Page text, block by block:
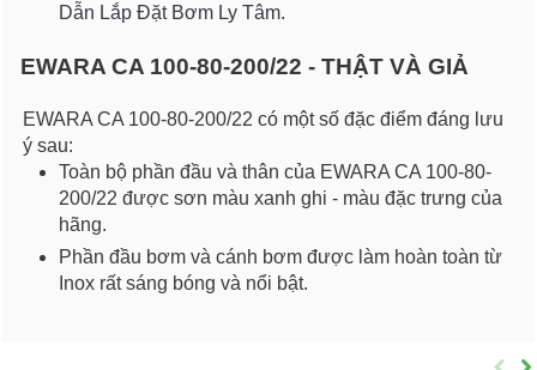
Dẫn Lắp Đặt Bơm Ly Tâm.
EWARA CA 100-80-200/22 - THẬT VÀ GIẢ
EWARA CA 100-80-200/22 có một số đặc điểm đáng lưu
ý sau:
Toàn bộ phần đầu và thân của EWARA CA 100-80-
200/22 được sơn màu xanh ghi - màu đặc trưng của
hãng.
Phần đầu bơm và cánh bơm được làm hoàn toàn từ
Inox rất sáng bóng và nổi bật.